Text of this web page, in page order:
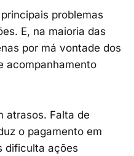
problemas
E, na maioria das
por má vontade dos
acompanhamento
atrasos. Falta de
o pagamento em
dificulta ações